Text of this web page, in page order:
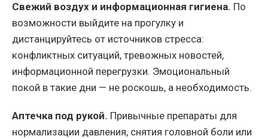
Свежий воздух и информационная гигиена. По
возможности выйдите на прогулку и
дистанцируйтесь от источников стресса:
конфликтных ситуаций, тревожных новостей,
информационной перегрузки. Эмоциональный
покой в такие дни — не роскошь, а необходимость.
Аптечка под рукой. Привычные препараты для
нормализации давления, снятия головной боли или